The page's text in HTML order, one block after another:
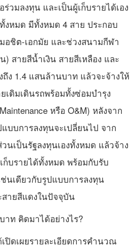
วมลงทุน และเป็นผู้เก็บรายได้เอง
งหมด มีทั้งหมด 4 สาย ประกอบ
อชิต-เอกมัย และช่วงสนามกีฬา
สายสีน้ำเงิน สายสีเหลือง และ
ง 1.4 แสนล้านบาท แล้วจะจ้างให้
เดิมเดินรถพร้อมทั้งซ่อมบำรุง
หรือ O&M) หลังจาก
บการลงทุนจะเปลี่ยนไป จาก
นเป็นรัฐลงทุนเองทั้งหมด แล้วจ้าง
ก็บรายได้ทั้งหมด พร้อมกับรับ
ช่นเดียวกับรูปแบบการลงทุน
ายสีแดงในปัจจุบัน
าท คิดมาได้อย่างไร?
ปิดเผยรายละเอียดการคำนวณ